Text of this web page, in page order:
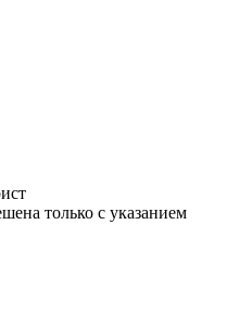
только с указанием